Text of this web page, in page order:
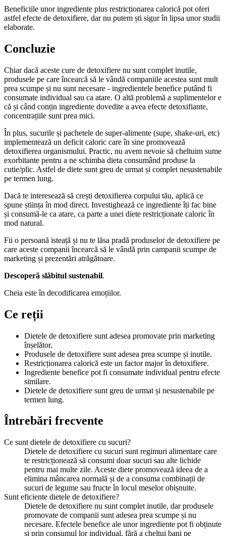
Beneficiile unor ingrediente plus restricționarea calorică pot oferi
astfel efecte de detoxifiere, dar nu putem ști sigur în lipsa unor studii
elaborate.
Concluzie
Chiar dacă aceste cure de detoxifiere nu sunt complet inutile,
produsele pe care încearcă să le vândă companiile acestea sunt mult
prea scumpe și nu sunt necesare - ingredientele benefice putând fi
consumate individual sau ca atare. O altă problemă a suplimentelor e
că și când conțin ingrediente dovedite a avea efecte detoxifiante,
concentrațiile sunt prea mici.
În plus, sucurile și pachetele de super-alimente (supe, shake-uri, etc)
implementează un deficit caloric care în sine promovează
detoxifierea organismului. Practic, nu avem nevoie să cheltuim sume
exorbitante pentru a ne schimba dieta consumând produse la
cutie/plic. Astfel de diete sunt greu de urmat și complet nesustenabile
pe termen lung.
Dacă te interesează să crești detoxifierea corpului tău, aplică ce
spune știința în mod direct. Investighează ce ingrediente îți fac bine
și consumă-le ca atare, ca parte a unei diete restricționate caloric în
mod natural.
Fii o persoană isteață și nu te lăsa pradă produselor de detoxifiere pe
care aceste companii încearcă să le vândă prin campanii scumpe de
marketing și prezentări atrăgătoare.
Descoperă slăbitul sustenabil.
Cheia este în decodificarea emoțiilor.
Ce reții
Dietele de detoxifiere sunt adesea promovate prin marketing
înșelător.
Produsele de detoxifiere sunt adesea prea scumpe și inutile.
Restricționarea calorică este un factor major în detoxifiere.
Ingrediente benefice pot fi consumate individual pentru efecte
similare.
Dietele de detoxifiere sunt greu de urmat și nesustenabile pe
termen lung.
Întrebări frecvente
Ce sunt dietele de detoxifiere cu sucuri?
Dietele de detoxifiere cu sucuri sunt regimuri alimentare care
te restricționează să consumi doar sucuri sau alte lichide
pentru mai multe zile. Aceste diete promovează ideea de a
elimina mâncarea normală și de a consuma combinații de
sucuri de legume sau fructe în locul meselor obișnuite.
Sunt eficiente dietele de detoxifiere?
Dietele de detoxifiere nu sunt complet inutile, dar produsele
promovate de companii sunt adesea prea scumpe și nu
necesare. Efectele benefice ale unor ingrediente pot fi obținute
și prin consumul lor individual, fără a cheltui bani pe